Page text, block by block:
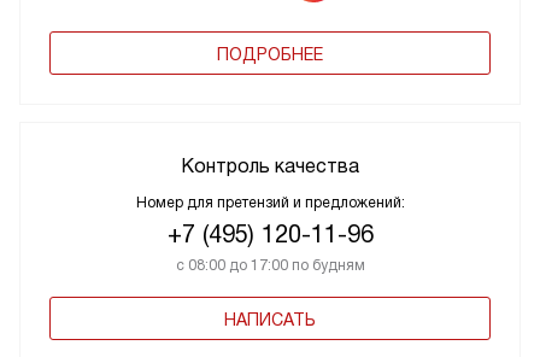
ПОДРОБНЕЕ
Контроль качества
Номер для претензий и предложений:
+7 (495) 120-11-96
с 08:00 до 17:00 по будням
НАПИСАТЬ